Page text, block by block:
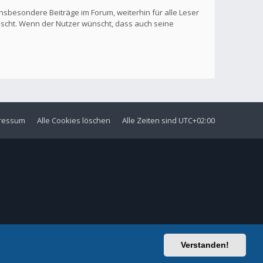
Verstanden!
Beiträge im Forum, weiterhin für alle Leser
Wenn der Nutzer wünscht, dass auch seine
Alle Zeiten sind UTC+02:00
Alle Cookies löschen